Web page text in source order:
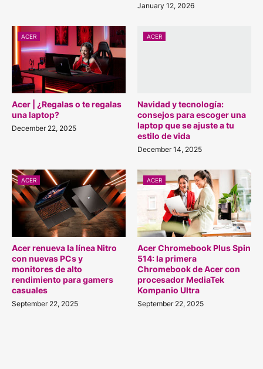
January 12, 2026
ACER
Acer | ¿Regalas o te regalas
una laptop?
December 22, 2025
ACER
Navidad y tecnología:
consejos para escoger una
laptop que se ajuste a tu
estilo de vida
December 14, 2025
ACER
Acer renueva la línea Nitro
con nuevas PCs y
monitores de alto
rendimiento para gamers
casuales
September 22, 2025
ACER
Acer Chromebook Plus Spin
514: la primera
Chromebook de Acer con
procesador MediaTek
Kompanio Ultra
September 22, 2025